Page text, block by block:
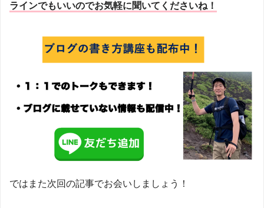
ラインでもいいのでお気軽に聞いてくださいね！
ではまた次回の記事でお会いしましょう！